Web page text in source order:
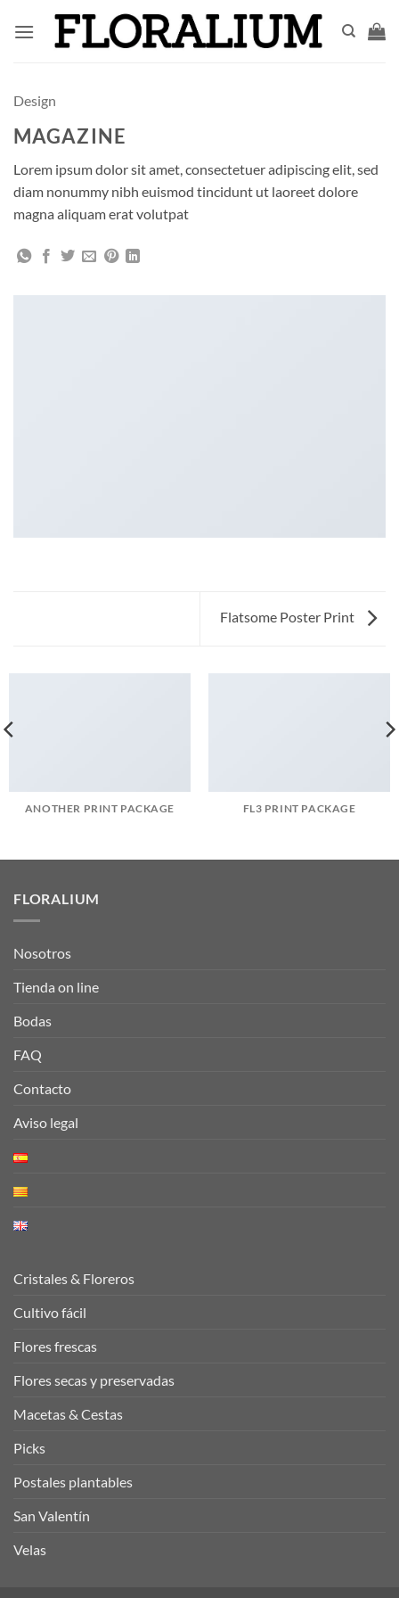
Design
MAGAZINE
Lorem ipsum dolor sit amet, consectetuer adipiscing elit, sed
diam nonummy nibh euismod tincidunt ut laoreet dolore
magna aliquam erat volutpat
Flatsome Poster Print
ANOTHER PRINT PACKAGE FL3 PRINT PACKAGE
FLORALIUM
Nosotros
Tienda on line
Bodas
FAQ
Contacto
Aviso legal
Cristales & Floreros
Cultivo fácil
Flores frescas
Flores secas y preservadas
Macetas & Cestas
Picks
Postales plantables
San Valentín
Velas